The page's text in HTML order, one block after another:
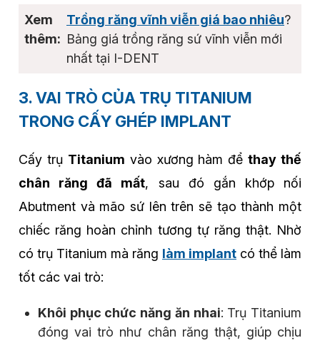
Trồng răng vĩnh viễn giá bao nhiêu?
Bảng giá trồng răng sứ vĩnh viễn mới
nhất tại I-DENT
3. VAI TRÒ CỦA TRỤ TITANIUM
TRONG CẤY GHÉP IMPLANT
Cấy trụ Titanium vào xương hàm đểthay thế
chân răng đã mất, sau đó gắn khớp nối
Abutment và mão sứ lên trên sẽ tạo thành một
chiếc răng hoàn chỉnh tương tự răng thật. Nhờ
có trụ Titanium mà răng làm implant có thể làm
tốt các vai trò:
Khôi phục chức năng ăn nhai: Trụ Titanium
đóng vai trò như chân răng thật, giúp chịu